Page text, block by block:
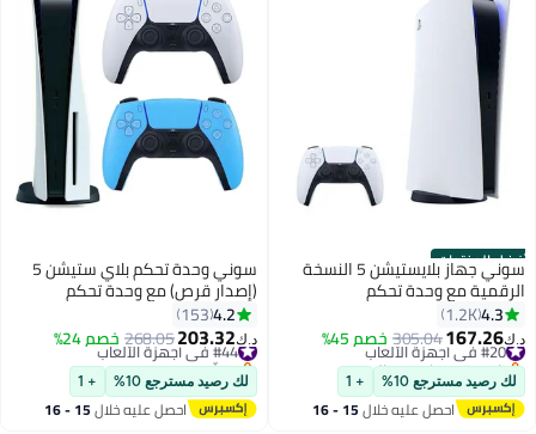
أفضل المنتجات سوني جهاز بلايستيشن 5 النسخة
الرقمية مع وحدة تحكم
4.3
1.2K
د.ك‏167.26
305.04خصم 45% #20 في أجهزة الألعاب
باقي 5 وحدات في المخزون
#20 في أجهزة الألعاب
لك رصيد مسترجع 10% + 1
احصل عليه خلال 15 - 16
سوني وحدة تحكم بلاي ستيشن 5
(إصدار قرص) مع وحدة تحكم
لاسلكية إضافية - أزرق/أسود
4.2
153
د.ك‏203.32
268.05خصم 24% #44 في أجهزة الألعاب
بتخلّص بسرعة
#44 في أجهزة الألعاب
لك رصيد مسترجع 10% + 1
احصل عليه خلال 15 - 16